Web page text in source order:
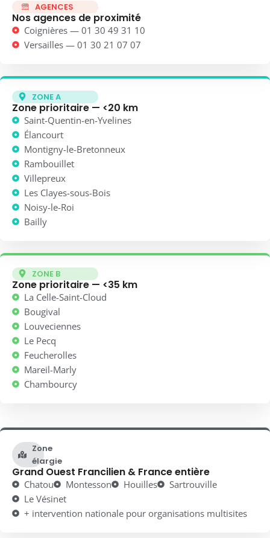
AGENCES
Nos agences de proximité
Coignières — 01 30 49 31 10
Versailles — 01 30 21 07 07
ZONE A
Zone prioritaire — <20 km
Saint-Quentin-en-Yvelines
Élancourt
Montigny-le-Bretonneux
Rambouillet
Villepreux
Les Clayes-sous-Bois
Noisy-le-Roi
Bailly
ZONE B
Zone prioritaire — <35 km
La Celle-Saint-Cloud
Bougival
Louveciennes
Le Pecq
Feucherolles
Mareil-Marly
Chambourcy
Zone
élargie
Grand Ouest Francilien & France entière
Chatou Montesson Houilles
Sartrouville
Le Vésinet
+ intervention nationale pour organisations multisites